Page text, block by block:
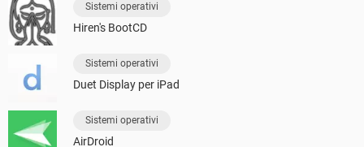
Sistemi operativi
Hiren's BootCD
Sistemi operativi
Duet Display per iPad
Sistemi operativi
AirDroid